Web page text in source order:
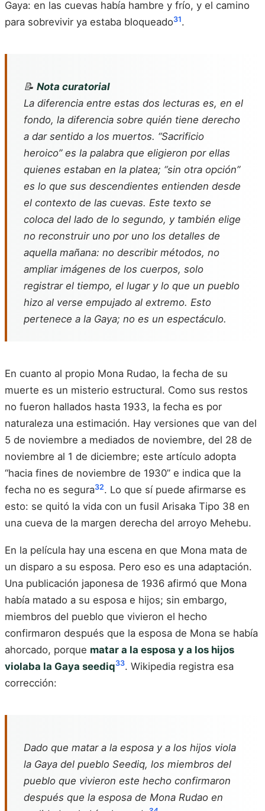
Gaya: en las cuevas había hambre y frío, y el camino
para sobrevivir ya estaba bloqueado31.
📝 Nota curatorial
La diferencia entre estas dos lecturas es, en el
fondo, la diferencia sobre quién tiene derecho
a dar sentido a los muertos. “Sacrificio
heroico” es la palabra que eligieron por ellas
quienes estaban en la platea; “sin otra opción”
es lo que sus descendientes entienden desde
el contexto de las cuevas. Este texto se
coloca del lado de lo segundo, y también elige
no reconstruir uno por uno los detalles de
aquella mañana: no describir métodos, no
ampliar imágenes de los cuerpos, solo
registrar el tiempo, el lugar y lo que un pueblo
hizo al verse empujado al extremo. Esto
pertenece a la Gaya; no es un espectáculo.
En cuanto al propio Mona Rudao, la fecha de su
muerte es un misterio estructural. Como sus restos
no fueron hallados hasta 1933, la fecha es por
naturaleza una estimación. Hay versiones que van del
5 de noviembre a mediados de noviembre, del 28 de
noviembre al 1 de diciembre; este artículo adopta
“hacia fines de noviembre de 1930” e indica que la
fecha no es segura32. Lo que sí puede afirmarse es
esto: se quitó la vida con un fusil Arisaka Tipo 38 en
una cueva de la margen derecha del arroyo Mehebu.
En la película hay una escena en que Mona mata de
un disparo a su esposa. Pero eso es una adaptación.
Una publicación japonesa de 1936 afirmó que Mona
había matado a su esposa e hijos; sin embargo,
miembros del pueblo que vivieron el hecho
confirmaron después que la esposa de Mona se había
ahorcado, porque matar a la esposa y a los hijos
violaba la Gaya seediq33. Wikipedia registra esa
corrección:
Dado que matar a la esposa y a los hijos viola
la Gaya del pueblo Seediq, los miembros del
pueblo que vivieron este hecho confirmaron
después que la esposa de Mona Rudao en